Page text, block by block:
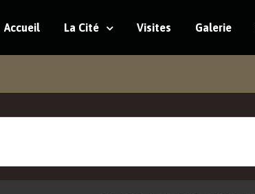
Accueil La Cité Visites Galerie